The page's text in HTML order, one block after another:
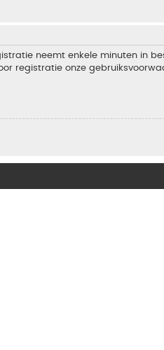
neemt enkele minuten in
registratie onze